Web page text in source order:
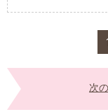
次